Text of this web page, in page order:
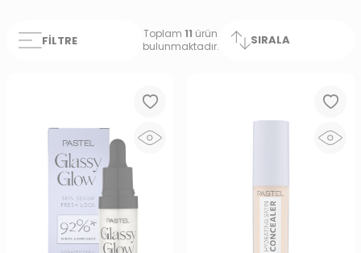
FILTRE Toplam 11 ürün
bulunmaktadır.
SIRALA